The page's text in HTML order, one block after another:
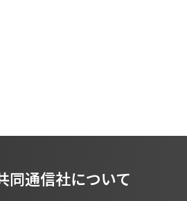
同通信社について